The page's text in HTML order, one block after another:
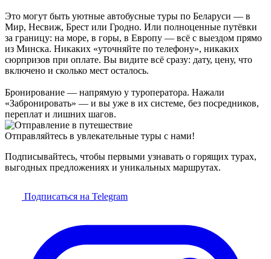
Это могут быть уютные автобусные туры по Беларуси — в
Мир, Несвиж, Брест или Гродно. Или полноценные путёвки
за границу: на море, в горы, в Европу — всё с выездом прямо
из Минска. Никаких «уточняйте по телефону», никаких
сюрпризов при оплате. Вы видите всё сразу: дату, цену, что
включено и сколько мест осталось.
Бронирование — напрямую у туроператора. Нажали
«Забронировать» — и вы уже в их системе, без посредников,
переплат и лишних шагов.
Отправляйтесь в увлекательные туры с нами!
Подписывайтесь, чтобы первыми узнавать о горящих турах,
выгодных предложениях и уникальных маршрутах.
Подписаться на Telegram